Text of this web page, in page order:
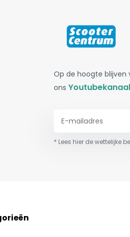
Op de hoogte blijven
onsYoutubekanaal
* Lees hier de wettelijke